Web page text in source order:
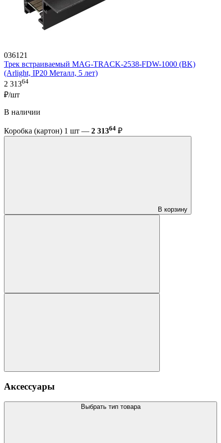
036121
Трек встраиваемый MAG-TRACK-2538-FDW-1000 (BK)
(Arlight, IP20 Металл, 5 лет)
2 31364
₽/шт
В наличии
Коробка (картон) 1 шт — 2 31364 ₽
В корзину
Аксессуары
Выбрать тип товара